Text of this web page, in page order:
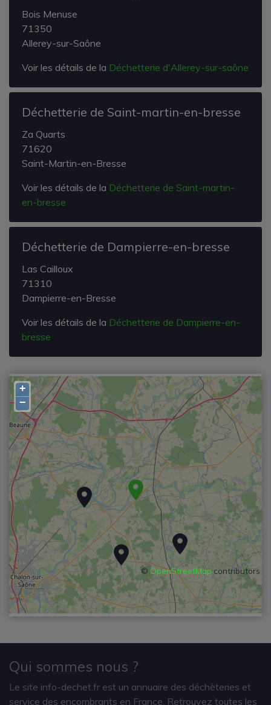
+
−
© OpenStreetMapcontributors
Bois Menuse
71350
Allerey-sur-Saône
Voir les détails de la Déchetterie d'Allerey-sur-saône
Déchetterie de Saint-martin-en-bresse
Za Quarts
71620
Saint-Martin-en-Bresse
Voir les détails de la Déchetterie de Saint-martin-
en-bresse
Déchetterie de Dampierre-en-bresse
Las Cailloux
71310
Dampierre-en-Bresse
Voir les détails de la Déchetterie de Dampierre-en-
bresse
Qui sommes nous ?
Le site info-dechet.fr est un annuaire des déchèteries et
service des encombrants en France. Retrouvez toutes les